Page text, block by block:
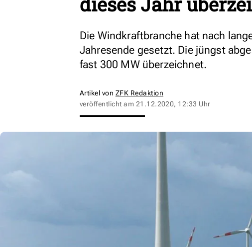
Die Windkraftbranche hat nach
Jahresende gesetzt. Die jüngst
fast 300 MW überzeichnet.
Artikel von ZFK Redaktion
veröffentlicht am 21.12.2020, 12:33 Uhr